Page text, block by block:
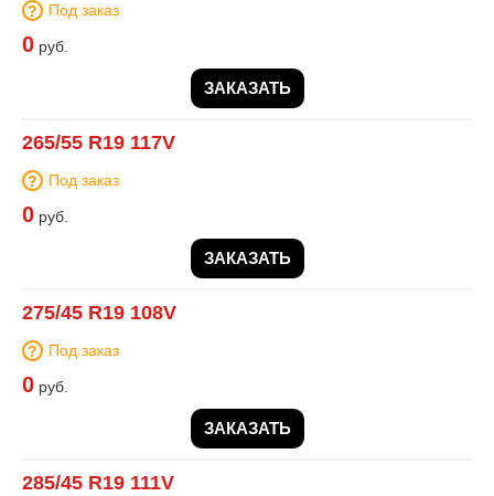
Под заказ
0 руб.
ЗАКАЗАТЬ
265/55 R19 117V
Под заказ
0 руб.
ЗАКАЗАТЬ
275/45 R19 108V
Под заказ
0 руб.
ЗАКАЗАТЬ
285/45 R19 111V